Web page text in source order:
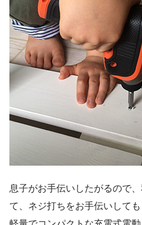
息子がお手伝いしたがるので
て、ネジ打ちをお手伝いしても